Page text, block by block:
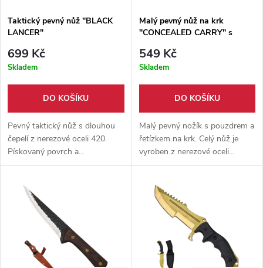
Taktický pevný nůž "BLACK
LANCER"
699 Kč
Skladem
DO KOŠÍKU
Pevný taktický nůž s dlouhou
čepelí z nerezové oceli 420.
Pískovaný povrch a
protiskluzová rukojeť podporují
nastavitelné pouzdro s
pojistkou.
Malý pevný nůž na krk
"CONCEALED CARRY" s
549 Kč
Skladem
DO KOŠÍKU
Malý pevný nožík s pouzdrem a
řetízkem na krk. Celý nůž je
vyroben z nerezové oceli
9Cr18MoV, plastové pouzdro
nošení.